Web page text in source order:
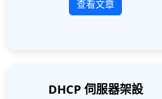
查看文章
DHCP 伺服器架設